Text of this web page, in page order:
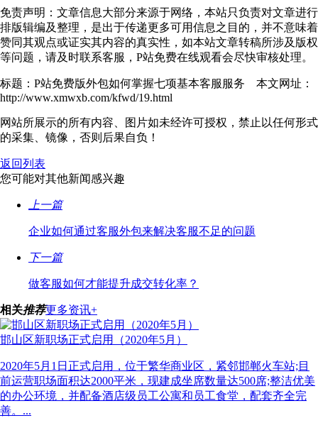
免责声明：文章信息大部分来源于网络，本站只负责对文章进行
排版辑编及整理，是出于传递更多可用信息之目的，并不意味着
赞同其观点或证实其内容的真实性，如本站文章转稿所涉及版权
等问题，请及时联系客服，P站免费在线观看会尽快审核处理。
标题：P站免费版外包如何掌握七项基本客服服务 本文网址：
http://www.xmwxb.com/kfwd/19.html
网站所展示的所有内容、图片如未经许可授权，禁止以任何形式
的采集、镜像，否则后果自负！
返回列表
您可能对其他新闻感兴趣
上一篇
企业如何通过客服外包来解决客服不足的问题
下一篇
做客服如何才能提升成交转化率？
相关推荐更多资讯+
邯山区新职场正式启用（2020年5月）
2020年5月1日正式启用，位于繁华商业区，紧邻邯郸火车站;目
前运营职场面积达2000平米，现建成坐席数量达500席;整洁优美
的办公环境，并配备酒店级员工公寓和员工食堂，配套齐全完
善。...